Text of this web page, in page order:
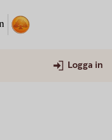
Logga in